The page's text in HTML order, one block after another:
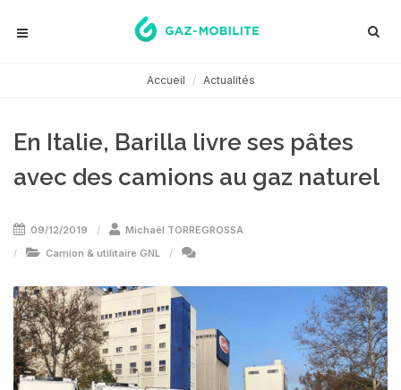
Accueil Actualités
En Italie, Barilla livre ses pâtes
avec des camions au gaz naturel
09/12/2019
Michaël TORREGROSSA
Camion & utilitaire GNL